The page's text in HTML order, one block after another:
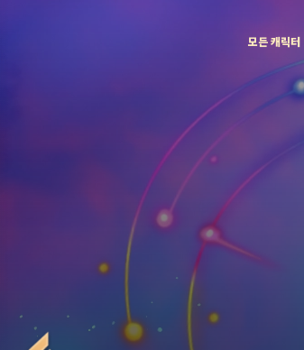
모든 캐릭터